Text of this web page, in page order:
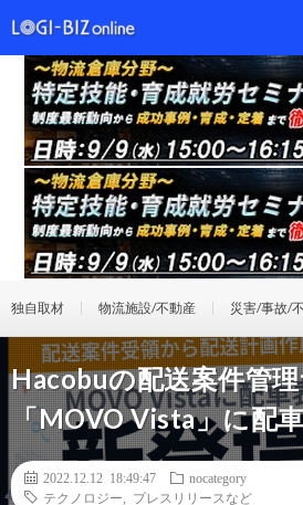
独自取材 物流施設/不動産 災害/事故/
Hacobuの配送案件管
「MOVO Vista」に配
2022.12.12 18:49:47
nocategory
テクノロジー
プレスリリースなど